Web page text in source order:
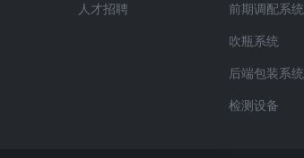
人才招聘 前期调配系统
吹瓶系统
后端包装系统
检测设备